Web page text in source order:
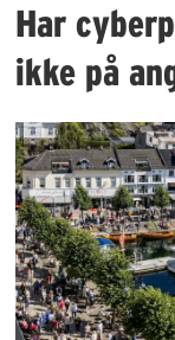
Har
ikke på